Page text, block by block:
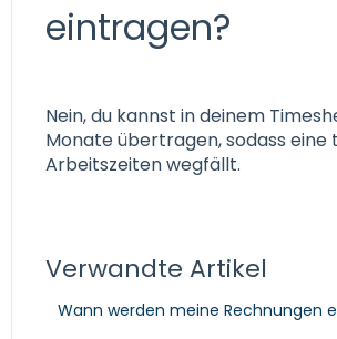
eintragen?
Nein, du kannst in deinem
Monate übertragen, sodass
Arbeitszeiten wegfällt.
Verwandte Artikel
Wann werden meine Rechnungen